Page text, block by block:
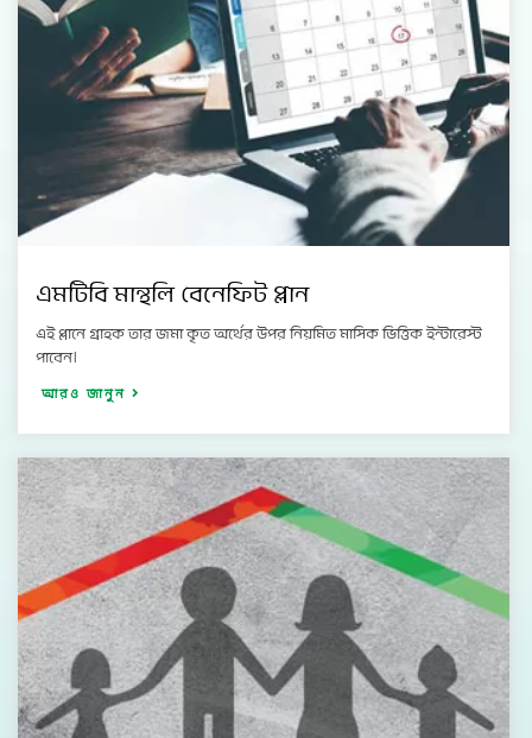
এমটিবি মান্থলি বেনেফিট প্লান
এই প্লানে গ্রাহক তার জমা কৃত অর্থের উপর নিয়মিত মাসিক ভিত্তিক ইন্টারেস্ট
পাবেন।
আরও জানুন